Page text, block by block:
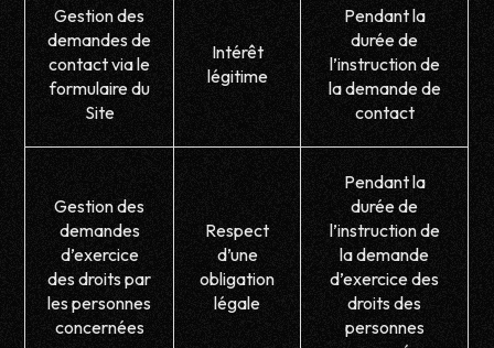
Gestion des
demandes de
contact via le
formulaire du
Site
Intérêt
légitime
Pendant la
durée de
l’instruction de
la demande de
contact
Gestion des
demandes
d’exercice
des droits par
les personnes
concernées
Respect
d’une
obligation
légale
Pendant la
durée de
l’instruction de
la demande
d’exercice des
droits des
personnes